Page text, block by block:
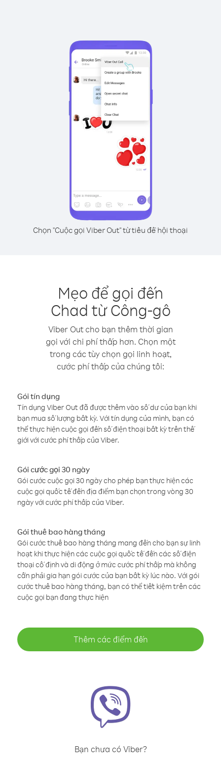
Chọn "Cuộc gọi Viber Out" từ tiêu đề hội thoại
Mẹo để gọi đến
Chad từ Công-gô
Viber Out cho bạn thêm thời gian
gọi với chi phí thấp hơn. Chọn một
trong các tùy chọn gọi linh hoạt,
cước phí thấp của chúng tôi:
Gói tín dụng
Tín dụng Viber Out đã được thêm vào số dư của bạn khi
bạn mua số lượng bất kỳ. Với tín dụng của mình, bạn có
thể thực hiện cuộc gọi đến số điện thoại bất kỳ trên thế
giới với cước phí thấp của Viber.
Gói cước gọi 30 ngày
Gói cước cuộc gọi 30 ngày cho phép bạn thực hiện các
cuộc gọi quốc tế đến địa điểm bạn chọn trong vòng 30
ngày với cước phí thấp của Viber.
Gói thuê bao hàng tháng
Gói cước thuê bao hàng tháng mang đến cho bạn sự linh
hoạt khi thực hiện các cuộc gọi quốc tế đến các số điện
thoại cố định và di động ở mức cước phí thấp mà không
cần phải gia hạn gói cước của bạn bất kỳ lúc nào. Với gói
cước thuê bao hàng tháng, bạn có thể tiết kiệm trên các
cuộc gọi bạn đang thực hiện
Thêm các điểm đến
Bạn chưa có Viber?